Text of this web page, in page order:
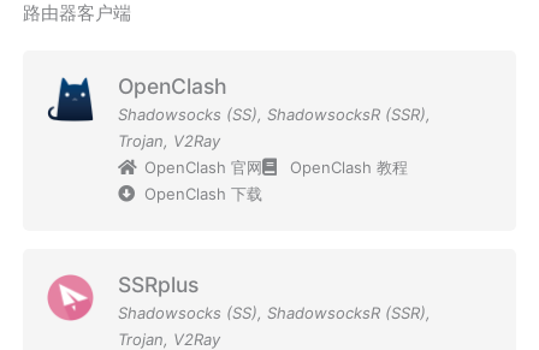
路由器客户端
OpenClash
Shadowsocks (SS), ShadowsocksR (SSR),
Trojan, V2Ray
OpenClash 官网
OpenClash 教程
OpenClash 下载
SSRplus
Shadowsocks (SS), ShadowsocksR (SSR),
Trojan, V2Ray